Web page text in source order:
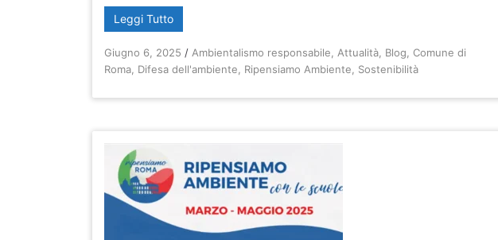
Leggi Tutto
Giugno 6, 2025 / Ambientalismo responsabile Attualità Blog ,Comune di
Roma Difesa dell'ambiente Ripensiamo Ambiente Sostenibilità